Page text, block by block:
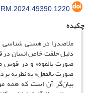
چکیده
ملاصدرا در هستی شناسی
دلیل خلقت خاص انسان در
صورت بالقوه» و در قوس
صورت بالفعل» به نظریه
بیان‌گر آن است که همه